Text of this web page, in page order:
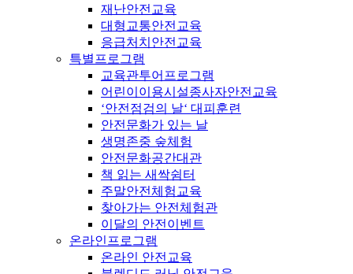
재난안전교육
대형교통안전교육
응급처치안전교육
특별프로그램
교육관투어프로그램
어린이이용시설종사자안전교육
‘안전점검의 날‘ 대피훈련
안전문화가 있는 날
생명존중 숲체험
안전문화공간대관
책 읽는 새싹쉼터
주말안전체험교육
찾아가는 안전체험관
이달의 안전이벤트
온라인프로그램
온라인 안전교육